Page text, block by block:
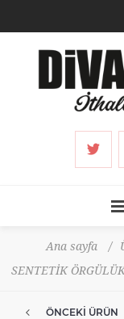
Ana sayfa /
SENTETİK
ÖNCEKI ÜRÜN